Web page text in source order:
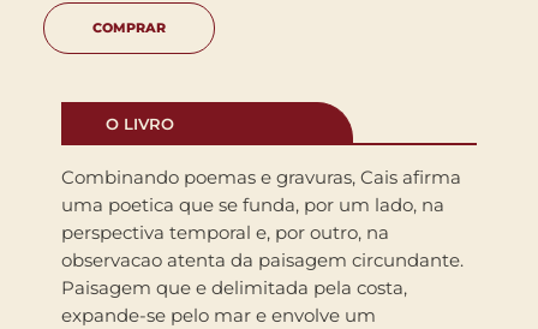
COMPRAR
O LIVRO
Combinando poemas e gravuras, Cais afirma
uma poetica que se funda, por um lado, na
perspectiva temporal e, por outro, na
observacao atenta da paisagem circundante.
Paisagem que e delimitada pela costa,
expande-se pelo mar e envolve um